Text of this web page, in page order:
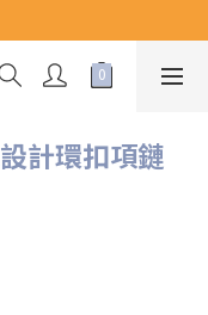
領券中心領取)
至領券中心領取)
計環扣項鏈